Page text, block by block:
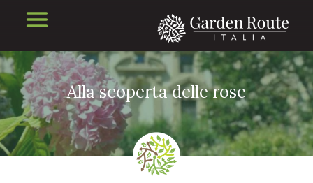
Alla scoperta delle rose